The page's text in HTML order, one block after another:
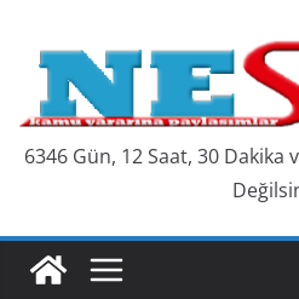
content
6346 Gün, 12 Saat, 30 Dakika